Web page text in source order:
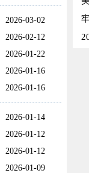
2026-03-02
2026-02-12
2026-01-22
2026-01-16
2026-01-16
2026-01-14
2026-01-12
2026-01-12
2026-01-09